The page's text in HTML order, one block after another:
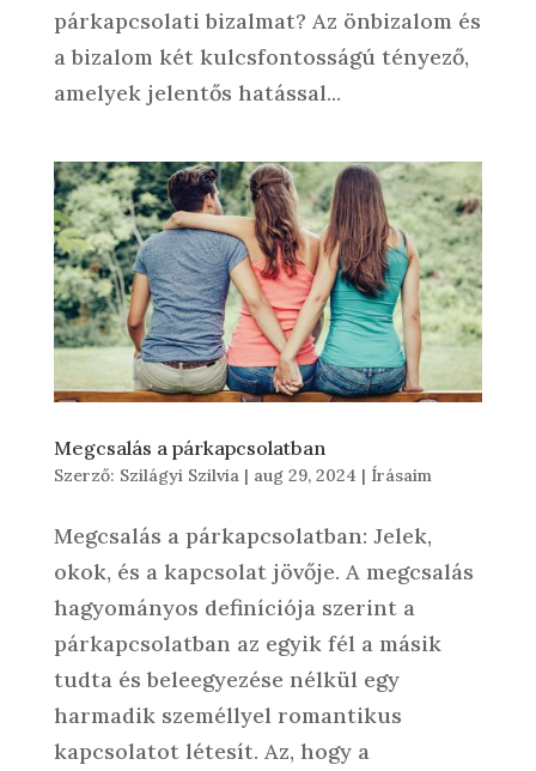
párkapcsolati bizalmat? Az önbizalom és
a bizalom két kulcsfontosságú tényező,
amelyek jelentős hatással...
Megcsalás a párkapcsolatban
Szerző: Szilágyi Szilvia| aug 29, 2024 | Írásaim
Megcsalás a párkapcsolatban: Jelek,
okok, és a kapcsolat jövője. A megcsalás
hagyományos definíciója szerint a
párkapcsolatban az egyik fél a másik
tudta és beleegyezése nélkül egy
harmadik személlyel romantikus
kapcsolatot létesít. Az, hogy a